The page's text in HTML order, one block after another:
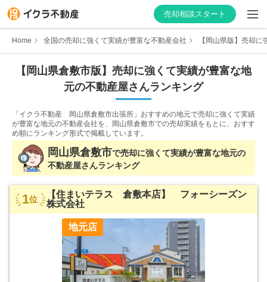
売却相談スタート
はじめての方へ
不動産会社を探す
物件の価格を知る
不動産会社向け情報
Home 全国の売却に強くて実績が豊富な不動産会社 【岡山県版】売却
【 岡山県倉敷市版】 売却に強くて実績が豊富な地
元の不動産屋さんランキング
「イクラ不動産 岡山県倉敷市出張所」おすすめの地元で売却に強くて実績
が豊富な地元の不動産会社を、
岡山県倉敷市での売却実績をもとに、おすす
め順にランキング形式で掲載しています。
岡山県倉敷市で売却に強くて実績が豊富な地元の
不動産屋さんランキング
1位
【住まいテラス 倉敷本店】 フォーシーズン
株式会社
地元店